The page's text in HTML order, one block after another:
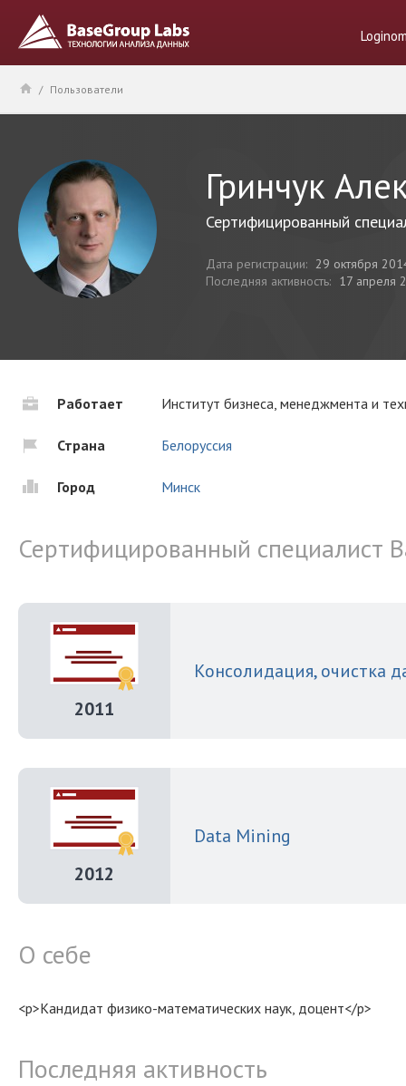
/ Пользователи
Гринчук
Сертифицированный
Дата регистрации: 29 октября
Последняя активность: 17 апреля
Работает Институт бизнеса, менеджмента и
Страна Белоруссия
Город Минск
Сертифицированный специалист
2011
Консолидация, очистка
2012
Data Mining
О себе
<p>Кандидат физико-математических наук, доцент</p>
Последняя активность